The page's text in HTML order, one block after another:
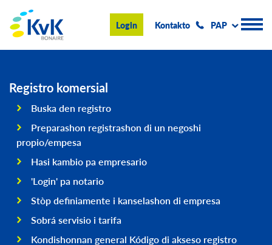
KvK Bonaire
Login Kontakto PAP
Registro Komersial
Konseho i informashon
Hasi negoshi na Boneiru
Tokante nos
Buska
Registro komersial
Buska den registro
Preparashon registrashon di un negoshi
propio/empesa
Hasi kambio pa empresario
'Login' pa notario
Stòp definiamente i kanselashon di empresa
Sobrá servisio i tarifa
Kondishonnan general Kódigo di akseso registro